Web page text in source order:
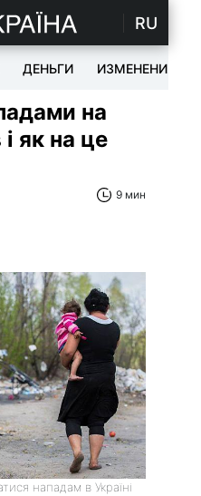
RU
ДЕНЬГИ ИЗМЕНЕНИЯ
на
як на це
9 мин
нападам в Україні